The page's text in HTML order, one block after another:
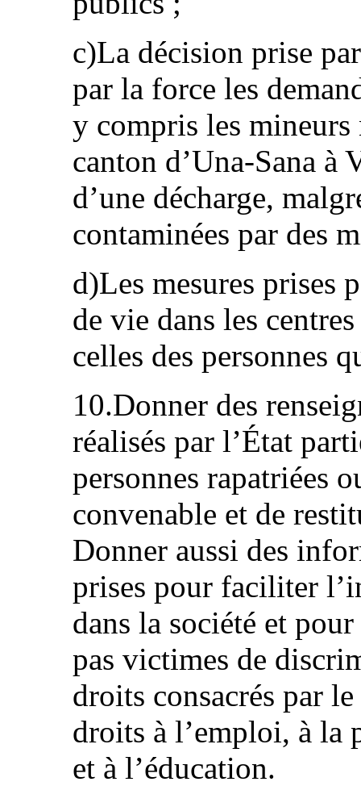
c)La décision prise
par la force les
y compris les mineurs
canton d’Una-Sana à
d’une décharge,
contaminées par des
d)Les mesures prises
de vie dans les
celles des personnes
10.Donner des
réalisés par l’État
personnes rapatriées
convenable et de
Donner aussi des
prises pour faciliter
dans la société et
pas victimes de
droits consacrés par
droits à l’emploi, à la
et à l’éducation.